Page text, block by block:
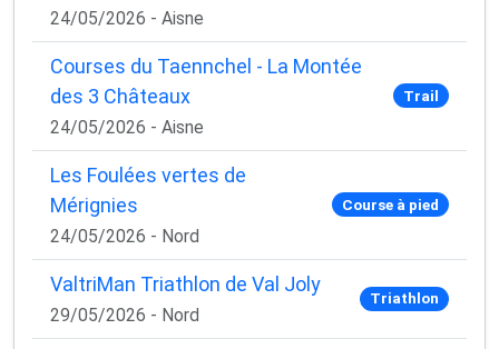
24/05/2026 - Aisne
Courses du Taennchel - La Montée
des 3 Châteaux
24/05/2026 - Aisne
Trail
Les Foulées vertes de
Mérignies
24/05/2026 - Nord
Course à pied
ValtriMan Triathlon de Val Joly
29/05/2026 - Nord
Triathlon